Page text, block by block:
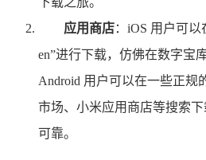
应用商店：iOS 用户可以
en”进行下载，仿佛在数字宝
Android 用户可以在一些正规
市场、小米应用商店等搜索
可靠。